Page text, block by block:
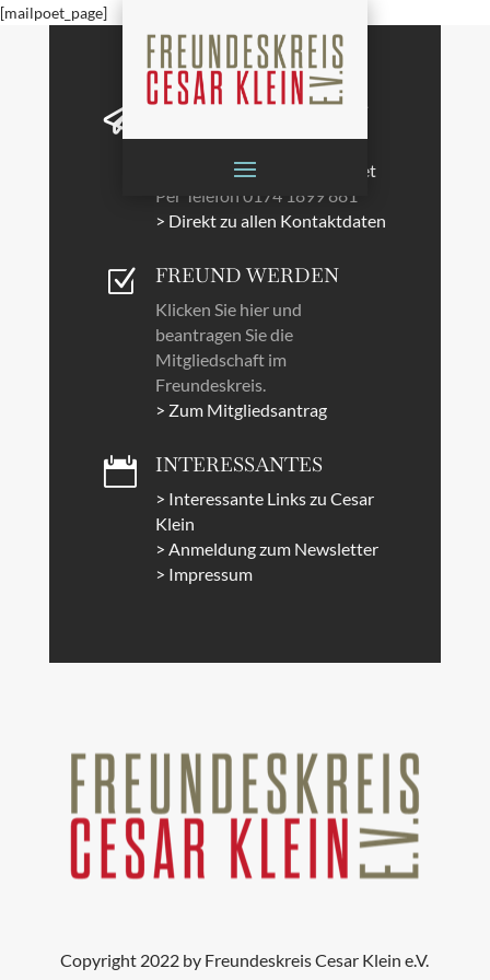
[mailpoet_page]
 DIREKTER KONTAKT
Per E-
matthiasesche@gmx.net
Per Telefon 0174 1899 881
> Direkt zu allen Kontaktdaten
Z FREUND WERDEN
Klicken Sie hier und
beantragen Sie die
Mitgliedschaft im
Freundeskreis.
> Zum Mitgliedsantrag
 INTERESSANTES
> Interessante Links zu Cesar
Klein
> Anmeldung zum Newsletter
> Impressum
Copyright 2022 by Freundeskreis Cesar Klein e.V.